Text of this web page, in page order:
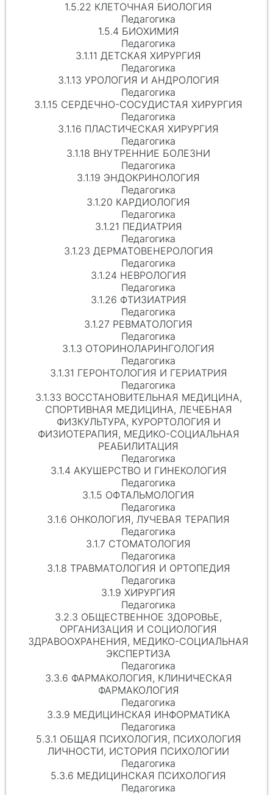
1.5.22 КЛЕТОЧНАЯ БИОЛОГИЯ
Педагогика
1.5.4 БИОХИМИЯ
Педагогика
3.1.11 ДЕТСКАЯ ХИРУРГИЯ
Педагогика
3.1.13 УРОЛОГИЯ И АНДРОЛОГИЯ
Педагогика
3.1.15 СЕРДЕЧНО-СОСУДИСТАЯ ХИРУРГИЯ
Педагогика
3.1.16 ПЛАСТИЧЕСКАЯ ХИРУРГИЯ
Педагогика
3.1.18 ВНУТРЕННИЕ БОЛЕЗНИ
Педагогика
3.1.19 ЭНДОКРИНОЛОГИЯ
Педагогика
3.1.20 КАРДИОЛОГИЯ
Педагогика
3.1.21 ПЕДИАТРИЯ
Педагогика
3.1.23 ДЕРМАТОВЕНЕРОЛОГИЯ
Педагогика
3.1.24 НЕВРОЛОГИЯ
Педагогика
3.1.26 ФТИЗИАТРИЯ
Педагогика
3.1.27 РЕВМАТОЛОГИЯ
Педагогика
3.1.3 ОТОРИНОЛАРИНГОЛОГИЯ
Педагогика
3.1.31 ГЕРОНТОЛОГИЯ И ГЕРИАТРИЯ
Педагогика
3.1.33 ВОССТАНОВИТЕЛЬНАЯ МЕДИЦИНА,
СПОРТИВНАЯ МЕДИЦИНА, ЛЕЧЕБНАЯ
ФИЗКУЛЬТУРА, КУРОРТОЛОГИЯ И
ФИЗИОТЕРАПИЯ, МЕДИКО-СОЦИАЛЬНАЯ
РЕАБИЛИТАЦИЯ
Педагогика
3.1.4 АКУШЕРСТВО И ГИНЕКОЛОГИЯ
Педагогика
3.1.5 ОФТАЛЬМОЛОГИЯ
Педагогика
3.1.6 ОНКОЛОГИЯ, ЛУЧЕВАЯ ТЕРАПИЯ
Педагогика
3.1.7 СТОМАТОЛОГИЯ
Педагогика
3.1.8 ТРАВМАТОЛОГИЯ И ОРТОПЕДИЯ
Педагогика
3.1.9 ХИРУРГИЯ
Педагогика
3.2.3 ОБЩЕСТВЕННОЕ ЗДОРОВЬЕ,
ОРГАНИЗАЦИЯ И СОЦИОЛОГИЯ
ЗДРАВООХРАНЕНИЯ, МЕДИКО-СОЦИАЛЬНАЯ
ЭКСПЕРТИЗА
Педагогика
3.3.6 ФАРМАКОЛОГИЯ, КЛИНИЧЕСКАЯ
ФАРМАКОЛОГИЯ
Педагогика
3.3.9 МЕДИЦИНСКАЯ ИНФОРМАТИКА
Педагогика
5.3.1 ОБЩАЯ ПСИХОЛОГИЯ, ПСИХОЛОГИЯ
ЛИЧНОСТИ, ИСТОРИЯ ПСИХОЛОГИИ
Педагогика
5.3.6 МЕДИЦИНСКАЯ ПСИХОЛОГИЯ
Педагогика